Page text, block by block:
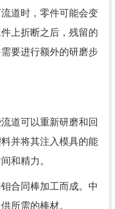
道时，零件可能会变
上折断之后，残留的
要进行额外的研磨步
道可以重新研磨和回
并将其注入模具的能
和精力。
合同棒加工而成。中
所需的棒材。